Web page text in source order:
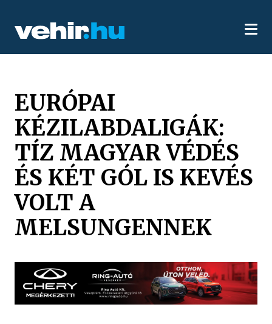
EURÓPAI
KÉZILABDALIGÁK:
TÍZ MAGYAR VÉDÉS
ÉS KÉT GÓL IS KEVÉS
VOLT A
MELSUNGENNEK